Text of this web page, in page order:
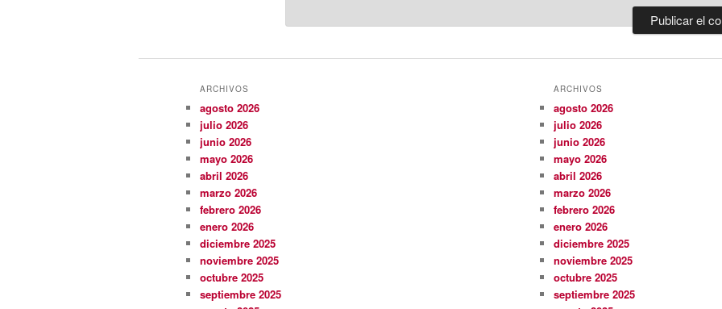
ARCHIVOS
agosto 2026
julio 2026
junio 2026
mayo 2026
abril 2026
marzo 2026
febrero 2026
enero 2026
diciembre 2025
noviembre 2025
octubre 2025
septiembre 2025
ARCHIVOS
agosto 2026
julio 2026
junio 2026
mayo 2026
abril 2026
marzo 2026
febrero 2026
enero 2026
diciembre 2025
noviembre 2025
octubre 2025
septiembre 2025